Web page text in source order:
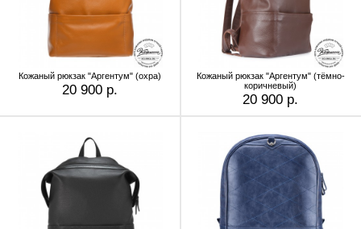
Кожаный рюкзак "Аргентум" (охра)
20 900 р.
Кожаный рюкзак "Аргентум" (тёмно-
коричневый)
20 900 р.